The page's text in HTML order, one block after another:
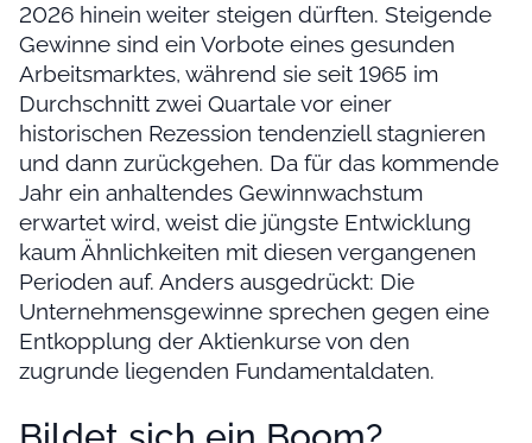
2026 hinein weiter steigen dürften. Steigende
Gewinne sind ein Vorbote eines gesunden
Arbeitsmarktes, während sie seit 1965 im
Durchschnitt zwei Quartale vor einer
historischen Rezession tendenziell stagnieren
und dann zurückgehen. Da für das kommende
Jahr ein anhaltendes Gewinnwachstum
erwartet wird, weist die jüngste Entwicklung
kaum Ähnlichkeiten mit diesen vergangenen
Perioden auf. Anders ausgedrückt: Die
Unternehmensgewinne sprechen gegen eine
Entkopplung der Aktienkurse von den
zugrunde liegenden Fundamentaldaten.